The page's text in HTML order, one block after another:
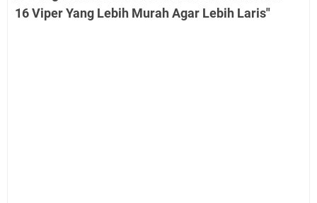
16 Viper Yang Lebih Murah Agar Lebih Laris"